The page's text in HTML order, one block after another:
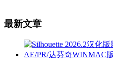
最新文章